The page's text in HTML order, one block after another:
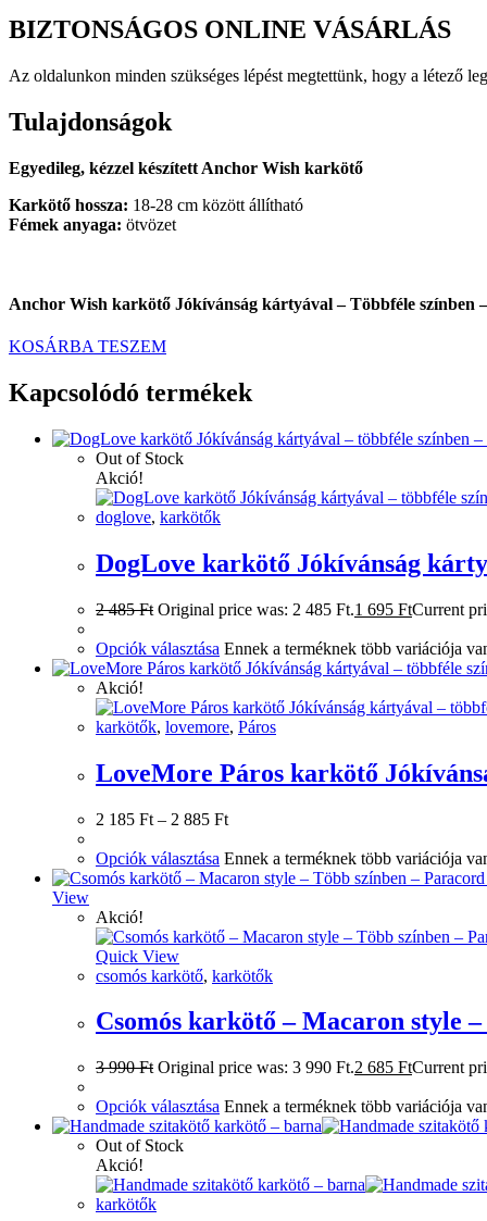
BIZTONSÁGOS ONLINE VÁSÁRLÁS
Az oldalunkon minden szükséges lépést megtettünk, hogy a létező
Tulajdonságok
Egyedileg, kézzel készített Anchor Wish karkötő
Karkötő hossza: 18-28 cm között állítható
Fémek anyaga: ötvözet
Anchor Wish karkötő Jókívánság kártyával – Többféle színben
KOSÁRBA TESZEM
Kapcsolódó termékek
Out of Stock
Akció!
doglove, karkötők
DogLove karkötő Jókívánság
2 485Ft Original price was: 2 485 Ft.1 695 FtCurrent
Opciók választása Ennek a terméknek több variációja
Akció!
karkötők, lovemore, Páros
LoveMore Páros karkötő
2 185 Ft – 2 885 Ft
Opciók választása Ennek a terméknek több variációja
View
Akció!
Quick View
csomós karkötő, karkötők
Csomós karkötő – Macaron style
3 990Ft Original price was: 3 990 Ft.2 685 FtCurrent
Opciók választása Ennek a terméknek több variációja
Out of Stock
Akció!
karkötők